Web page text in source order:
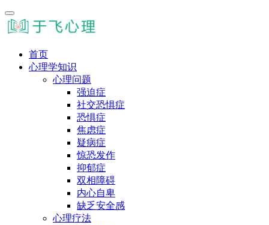
首页
心理学知识
心理问题
强迫症
社交恐惧症
恐惧症
焦虑症
疑病症
惊恐发作
抑郁症
双相障碍
内心自卑
缺乏安全感
心理疗法